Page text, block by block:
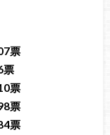
票
票
票
票
票